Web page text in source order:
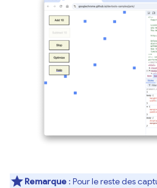
Remarque : Pour le reste des